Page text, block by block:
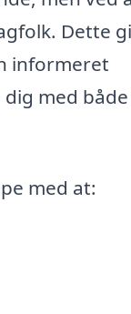
Dette
informeret
med både
med at: